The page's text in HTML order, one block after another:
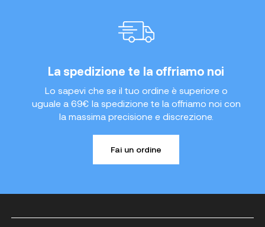
La spedizione te la offriamo noi
Lo sapevi che se il tuo ordine è superiore o
uguale a 69€ la spedizione te la offriamo noi con
la massima precisione e discrezione.
Fai un ordine